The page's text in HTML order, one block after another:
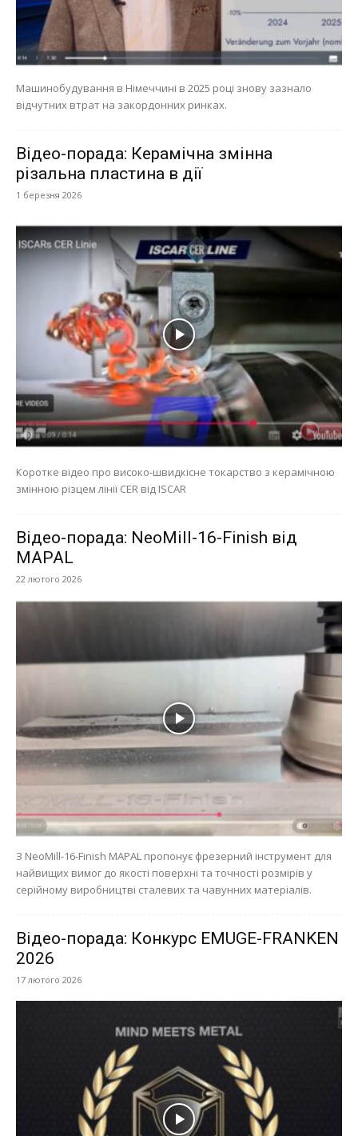
Машинобудування в Німеччині в 2025 році знову зазнало
відчутних втрат на закордонних ринках.
Відео-порада: Керамічна змінна
різальна пластина в дії
1 березня 2026
Коротке відео про високо-швидкісне токарство з керамічною
змінною різцем лінії CER від ISCAR
Відео-порада: NeoMill-16-Finish від
MAPAL
22 лютого 2026
З NeoMill-16-Finish MAPAL пропонує фрезерний інструмент для
найвищих вимог до якості поверхні та точності розмірів у
серійному виробництві сталевих та чавунних матеріалів.
Відео-порада: Конкурс EMUGE-FRANKEN
2026
17 лютого 2026